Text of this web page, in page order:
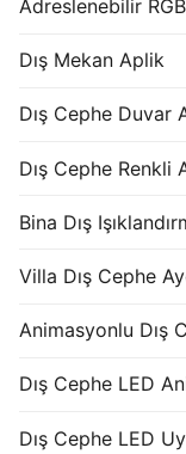
Adreslenebilir
Dış Mekan Aplik
Dış Cephe Duvar
Dış Cephe Renkli
Bina Dış
Villa Dış Cephe
Animasyonlu Dış
Dış Cephe LED
Dış Cephe LED